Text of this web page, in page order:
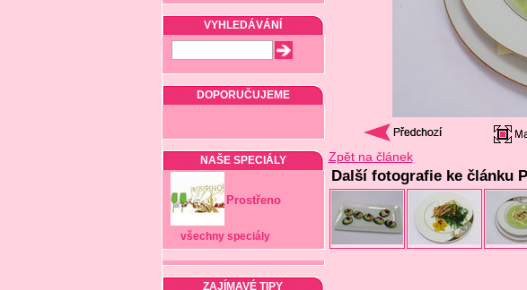
VYHLEDÁVÁNÍ
DOPORUČUJEME
NAŠE SPECIÁLY
Prostřeno
všechny speciály
ZAJÍMAVÉ TIPY
Zpět na článek
Další fotografie ke článku